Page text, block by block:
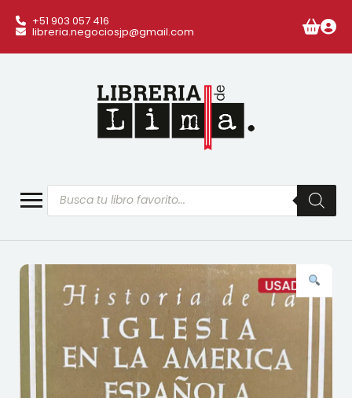
+51 903 057 416
libreria.negociosjp@gmail.com
Búsqueda
de
productos